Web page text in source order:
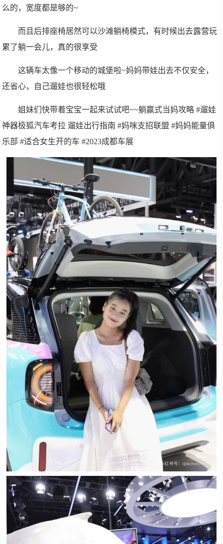
么的，宽度都是够的~
而且后排座椅居然可以沙滩躺椅模式，有时候出去露营玩
累了躺一会儿，真的很享受
这辆车太像一个移动的城堡啦~妈妈带娃出去不仅安全，
还省心，自己遛娃也很轻松哦
姐妹们快带着宝宝一起来试试吧~~躺赢式当妈攻略 #遛娃
神器极狐汽车考拉 遛娃出行指南 #妈咪支招联盟 #妈妈能量俱
乐部 #适合女生开的车 #2023成都车展